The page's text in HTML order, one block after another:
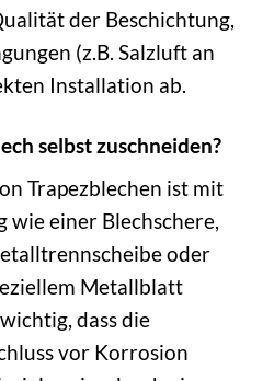
der Beschichtung,
(z.B. Salzluft an
Installation ab.
selbst zuschneiden?
Trapezblechen ist mit
wie einer Blechschere,
oder
Metallblatt
dass die
vor Korrosion